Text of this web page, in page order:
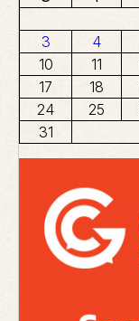
3
4
10
11
17
18
24
25
31